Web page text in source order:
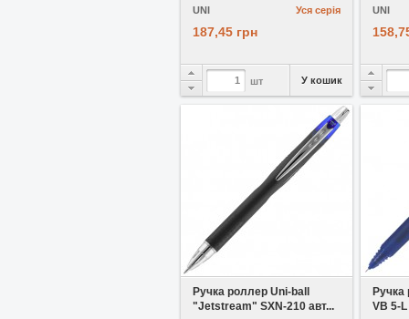
Уся серія
UNI
187,45 грн
шт У кошик
UNI
У вибране
Ручка роллер Uni-ball
"Jetstream" SXN-210 авт...
У
Ручка
VB 5-